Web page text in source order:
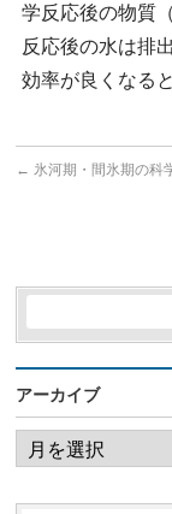
学反応後の物質
反応後の水は排
効率が良くなる
← 氷河期・間氷期の科
アーカイブ
ア
ー
カ
ブ